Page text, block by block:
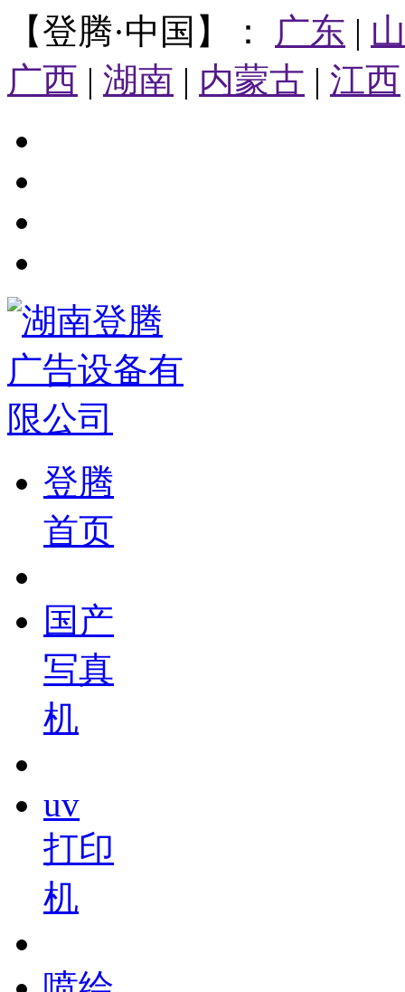
【登腾·中国】： 广东 |
广西 | 湖南 | 内蒙古 | 江西
登腾
首页
国产
写真
机
uv
打印
机